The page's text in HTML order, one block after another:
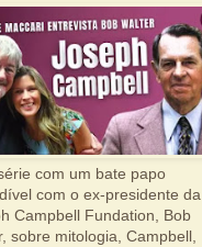
com um bate papo
com o ex-presidente da
Campbell Fundation, Bob
sobre mitologia, Campbell,